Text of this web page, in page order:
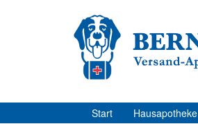
Start Hausapotheke